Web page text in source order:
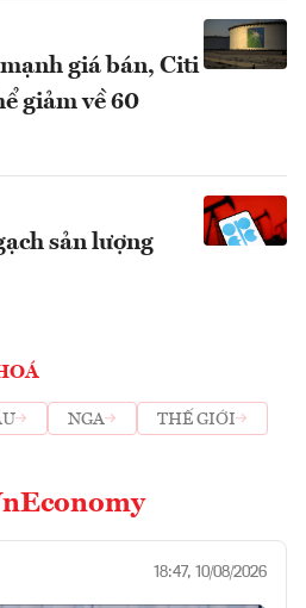
giá bán, Citi
giảm về 60
sản lượng
NGA THẾ GIỚI
18:47, 10/08/2026